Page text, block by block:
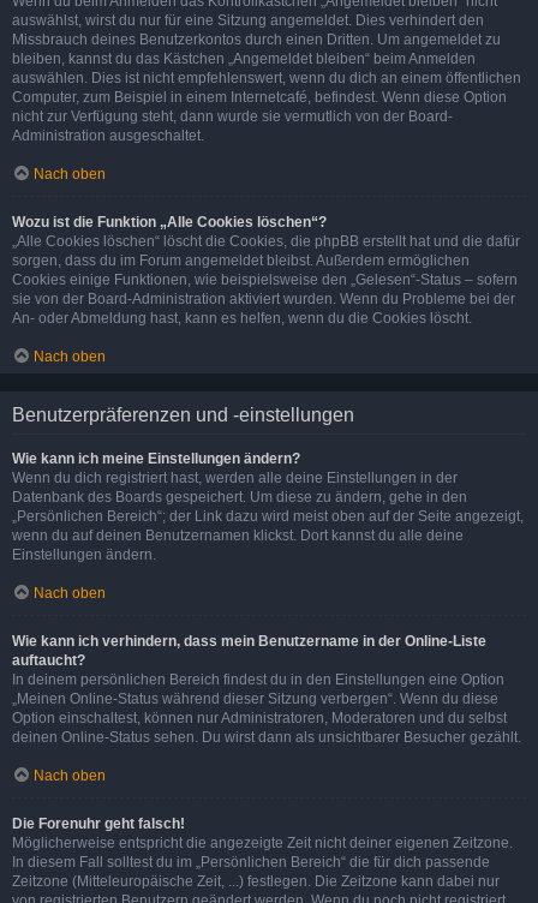
auswählst, wirst du nur für eine Sitzung angemeldet. Dies verhindert den
Missbrauch deines Benutzerkontos durch einen Dritten. Um angemeldet zu
bleiben, kannst du das Kästchen „Angemeldet bleiben“ beim Anmelden
auswählen. Dies ist nicht empfehlenswert, wenn du dich an einem öffentlichen
Computer, zum Beispiel in einem Internetcafé, befindest. Wenn diese Option
nicht zur Verfügung steht, dann wurde sie vermutlich von der Board-
Administration ausgeschaltet.
Nach oben
Wozu ist die Funktion „Alle Cookies löschen“?
„Alle Cookies löschen“ löscht die Cookies, die phpBB erstellt hat und die dafür
sorgen, dass du im Forum angemeldet bleibst. Außerdem ermöglichen
Cookies einige Funktionen, wie beispielsweise den „Gelesen“-Status – sofern
sie von der Board-Administration aktiviert wurden. Wenn du Probleme bei der
An- oder Abmeldung hast, kann es helfen, wenn du die Cookies löscht.
Nach oben
Benutzerpräferenzen und -einstellungen
Wie kann ich meine Einstellungen ändern?
Wenn du dich registriert hast, werden alle deine Einstellungen in der
Datenbank des Boards gespeichert. Um diese zu ändern, gehe in den
„Persönlichen Bereich“; der Link dazu wird meist oben auf der Seite angezeigt,
wenn du auf deinen Benutzernamen klickst. Dort kannst du alle deine
Einstellungen ändern.
Nach oben
Wie kann ich verhindern, dass mein Benutzername in der Online-Liste
auftaucht?
In deinem persönlichen Bereich findest du in den Einstellungen eine Option
„Meinen Online-Status während dieser Sitzung verbergen“. Wenn du diese
Option einschaltest, können nur Administratoren, Moderatoren und du selbst
deinen Online-Status sehen. Du wirst dann als unsichtbarer Besucher gezählt.
Nach oben
Die Forenuhr geht falsch!
Möglicherweise entspricht die angezeigte Zeit nicht deiner eigenen Zeitzone.
In diesem Fall solltest du im „Persönlichen Bereich“ die für dich passende
Zeitzone (Mitteleuropäische Zeit, ...) festlegen. Die Zeitzone kann dabei nur